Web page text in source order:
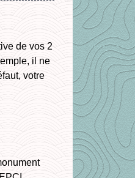
de vos 2
il ne
votre